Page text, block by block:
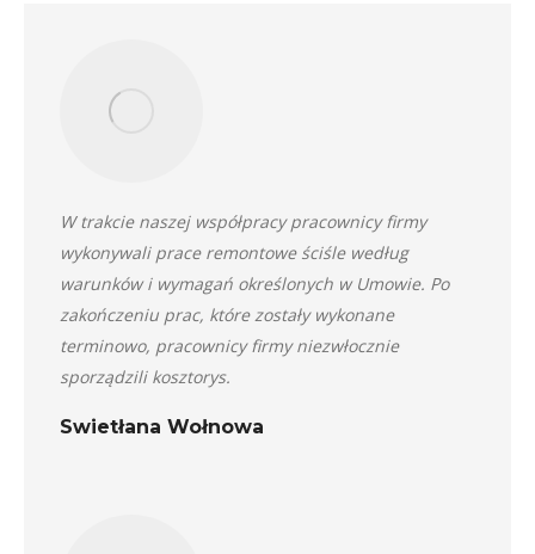
Swietłana Wołnowa
W trakcie naszej współpracy pracownicy firmy
wykonywali prace remontowe ściśle według
warunków i wymagań określonych w Umowie. Po
zakończeniu prac, które zostały wykonane
terminowo, pracownicy firmy niezwłocznie
sporządzili kosztorys.